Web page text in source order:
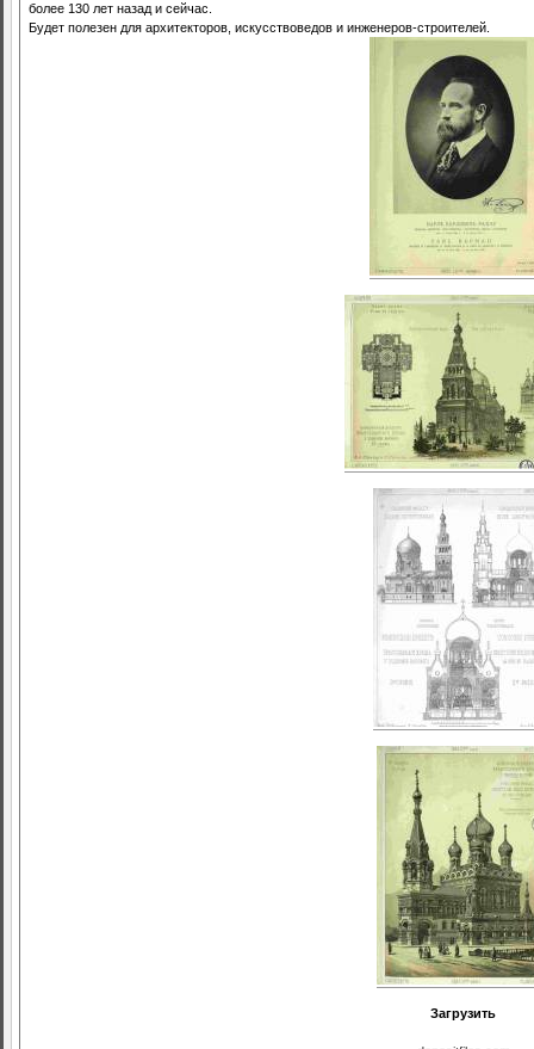
более 130 лет назад и сейчас.
Будет полезен для архитекторов, искусствоведов и инженеров-строителей.
Загрузить